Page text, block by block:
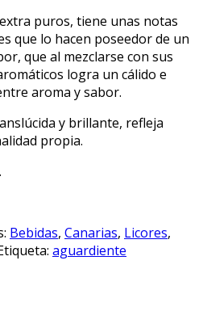
puros, tiene unas notas
que lo hacen poseedor de un
que al mezclarse con sus
logra un cálido e
aroma y sabor.
y brillante, refleja
propia.
Bebidas, Canarias, Licores,
aguardiente